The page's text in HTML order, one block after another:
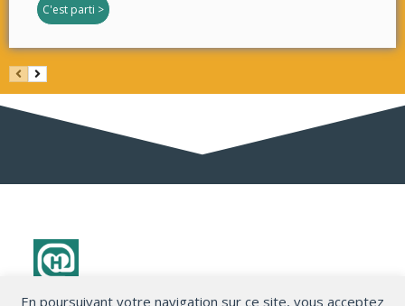
En poursuivant votre navigation sur ce site, vous acceptez
C'est parti >